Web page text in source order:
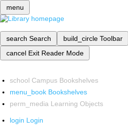
menu
search Search build_circle Toolbar
cancel Exit Reader Mode
school Campus Bookshelves
menu_book Bookshelves
perm_media Learning Objects
login Login